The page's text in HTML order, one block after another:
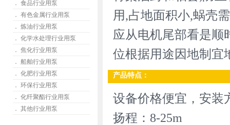
． 食品行业用泵
． 有色金属行业用泵
． 炼油行业用泵
． 化学水处理行业用泵
． 焦化行业用泵
． 船舶行业用泵
． 化肥行业用泵
． 环保行业用泵
． 化纤聚酯行业用泵
． 其他行业用泵
用,占地面积小,蜗壳
应从电机尾部看是顺
位根据用途因地制宜
产品特点：
设备价格便宜，安装
扬程：8-25m